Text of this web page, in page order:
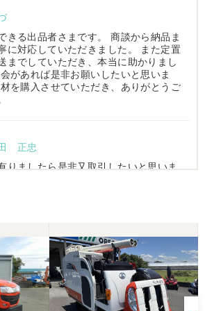
きる出品者さまです。 商談から納品ま
に対応していただきました。 また定置
までしていただき、本当に助かりまし
があれば是非お願いしたいと思いま
を購入させていただき、ありがとうご
正忠
りましたら是非又取引したいと思いま
屋さんと取引してきましたが、とても
おける業者様でした。 これからもお付
と、思います。 有り難うございまし